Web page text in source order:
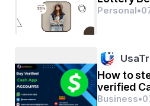
ମୋତେ ଲାଗେ,
ହଁ, ଠିକ୍ ଏମିତି ହିଁ କିଛି ଆମ
Personal•
How to
verified
for
Business•